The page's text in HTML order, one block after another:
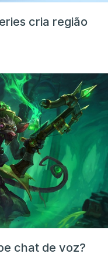
cria região
chat de voz?